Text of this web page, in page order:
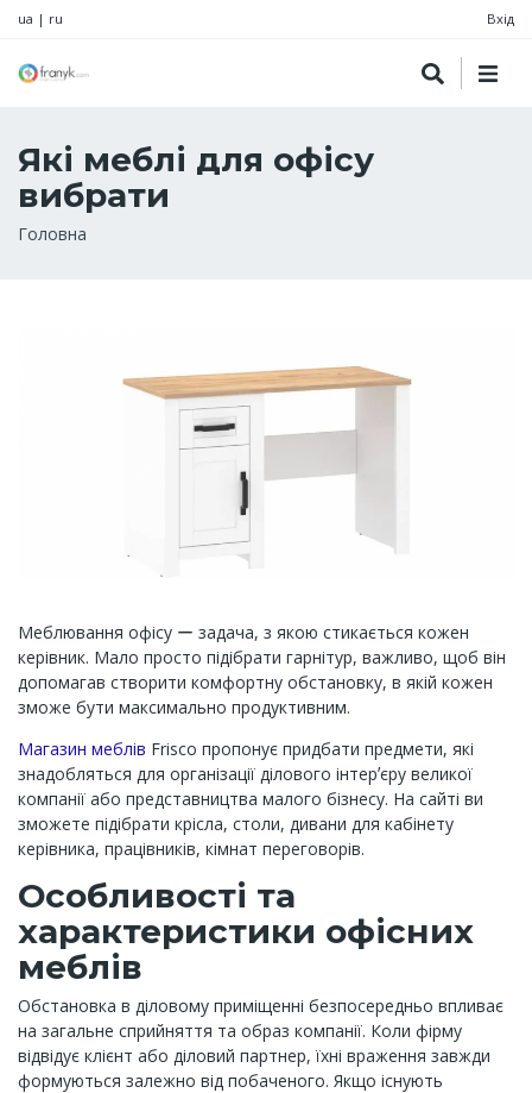
ua | ru Вхід
Які меблі для офісу
вибрати
Рядок
Головна
Меблювання офісу ー задача, з якою стикається кожен
керівник. Мало просто підібрати гарнітур, важливо, щоб він
допомагав створити комфортну обстановку, в якій кожен
зможе бути максимально продуктивним.
Магазин меблів Frisco пропонує придбати предмети, які
знадобляться для організації ділового інтерʼєру великої
компанії або представництва малого бізнесу. На сайті ви
зможете підібрати крісла, столи, дивани для кабінету
керівника, працівників, кімнат переговорів.
Особливості та
характеристики офісних
меблів
Обстановка в діловому приміщенні безпосередньо впливає
на загальне сприйняття та образ компанії. Коли фірму
відвідує клієнт або діловий партнер, їхні враження завжди
формуються залежно від побаченого. Якщо існують